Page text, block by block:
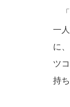
「
一
に
ツ
持